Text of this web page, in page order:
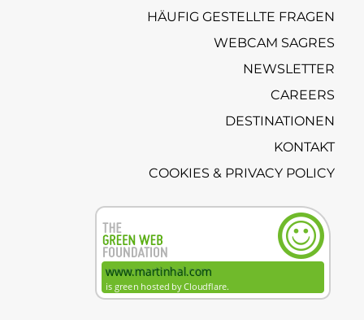
HÄUFIG GESTELLTE FRAGEN
WEBCAM SAGRES
NEWSLETTER
CAREERS
DESTINATIONEN
KONTAKT
COOKIES & PRIVACY POLICY